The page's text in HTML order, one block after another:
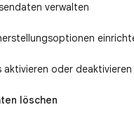
verwalten
aktivieren oder deaktivieren
löschen